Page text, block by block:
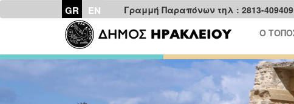
GR EN Γραμμή Παραπόνων τηλ : 2813-409409
Ο